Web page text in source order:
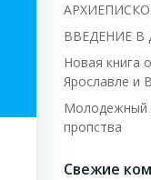
ВВЕДЕНИЕ
Новая книга
Ярославле и
Молодежный
пропства
Свежие